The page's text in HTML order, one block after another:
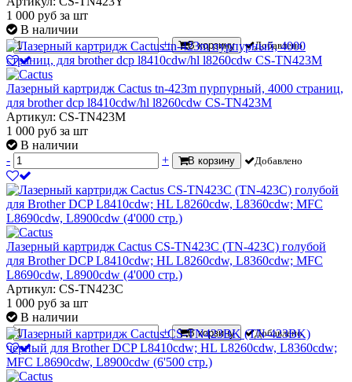
1 000 руб за шт
В наличии
-
+ В корзину Добавлено
Лазерный картридж Cactus tn-423m пурпурный, 4000 страниц,
для brother dcp l8410cdw/hl l8260cdw CS-TN423M
Артикул: CS-TN423M
1 000 руб за шт
В наличии
-
+ В корзину Добавлено
Лазерный картридж Cactus CS-TN423C (TN-423C) голубой
для Brother DCP L8410cdw; HL L8260cdw, L8360cdw; MFC
L8690cdw, L8900cdw (4'000 стр.)
Артикул: CS-TN423C
1 000 руб за шт
В наличии
-
+ В корзину Добавлено